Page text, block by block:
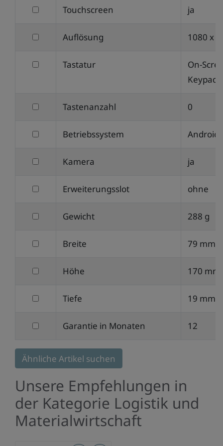
Display
Zoll
filtern
Touchscreen
Touchscreen ja
filtern
Auflösung
Auflösung 1080 x
filtern
Tastatur
On-
Keypad
filtern
Tastenanzahl
Tastenanzahl 0
filtern
Betriebssystem
Betriebssystem Android
filtern
Kamera
Kamera ja
filtern
Erweiterungsslot
Erweiterungsslot ohne
filtern
Gewicht
Gewicht 288 g
filtern
Breite
Breite 79 mm
filtern
Höhe
Höhe 170 mm
filtern
Tiefe
Tiefe 19 mm
filtern
Garantie
in
Monaten
Garantie in Monaten 12
Ähnliche Artikel suchen
Unsere Empfehlungen in
der Kategorie Logistik und
Materialwirtschaft